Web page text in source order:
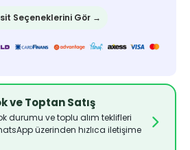
Seçeneklerini Gör →
ve Toptan Satış
durumu ve toplu alım teklifleri
üzerinden hızlıca iletişime